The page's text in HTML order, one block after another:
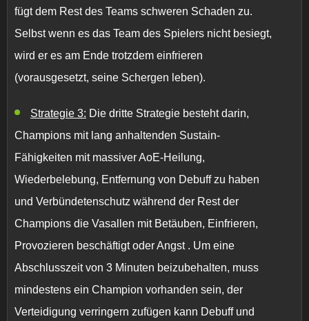
fügt dem Rest des Teams schweren Schaden zu.
Selbst wenn es das Team des Spielers nicht besiegt,
wird er es am Ende trotzdem einfrieren
(vorausgesetzt, seine Schergen leben).
Strategie 3: Die dritte Strategie besteht darin,
Champions mit lang anhaltenden Sustain-
Fähigkeiten mit massiverAoE-Heilung,
Wiederbelebung, Entfernung von Debuff zu haben
und Verbündetenschutz während der Rest der
Champions die Vasallen mit Betäuben, Einfrieren,
Provozieren beschäftigt oderAngst. Um eine
Abschlusszeit von 3 Minuten beizubehalten, muss
mindestens ein Champion vorhanden sein, der
Verteidigung verringern zufügen kann Debuff und